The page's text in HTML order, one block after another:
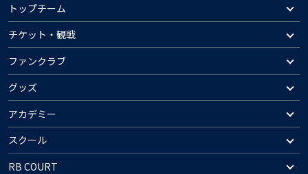
トップチーム
チケット・観戦
ファンクラブ
グッズ
アカデミー
スクール
RB COURT